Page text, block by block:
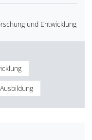
und Entwicklung